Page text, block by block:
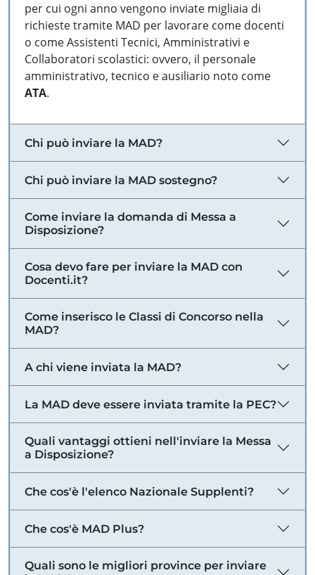
per cui ogni anno vengono inviate migliaia di
richieste tramite MAD per lavorare come docenti
o come Assistenti Tecnici, Amministrativi e
Collaboratori scolastici: ovvero, il personale
amministrativo, tecnico e ausiliario noto come
ATA.
Chi può inviare la MAD?
Chi può inviare la MAD sostegno?
Come inviare la domanda di Messa a
Disposizione?
Cosa devo fare per inviare la MAD con
Docenti.it?
Come inserisco le Classi di Concorso nella
MAD?
A chi viene inviata la MAD?
La MAD deve essere inviata tramite la PEC?
Quali vantaggi ottieni nell'inviare la Messa
a Disposizione?
Che cos'è l'elenco Nazionale Supplenti?
Che cos'è MAD Plus?
Quali sono le migliori province per inviare